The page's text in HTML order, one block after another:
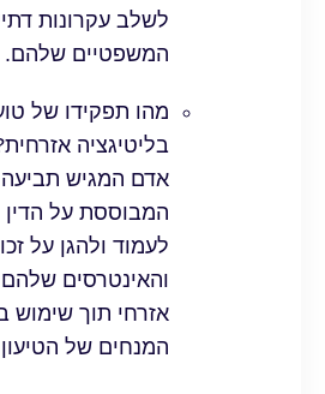
לשלב עקרונות
המשפטיים שלהם.
מהו תפקידו של
בליטיגציה
אדם המגיש
המבוססת על
לעמוד ולהגן על
והאינטרסים
אזרחי תוך שימוש
המנחים של